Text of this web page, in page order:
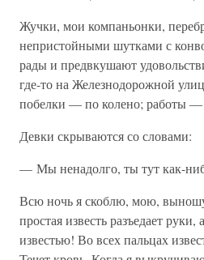
Жучки, мои компаньонки,
непристойными шутками с
рады и предвкушают
где-то на Железнодорожной
побелки — по колено; работы —
Девки скрываются со словами:
— Мы ненадолго, ты тут как-
Всю ночь я скоблю, мою,
простая известь разъедает
известью! Во всех пальцах